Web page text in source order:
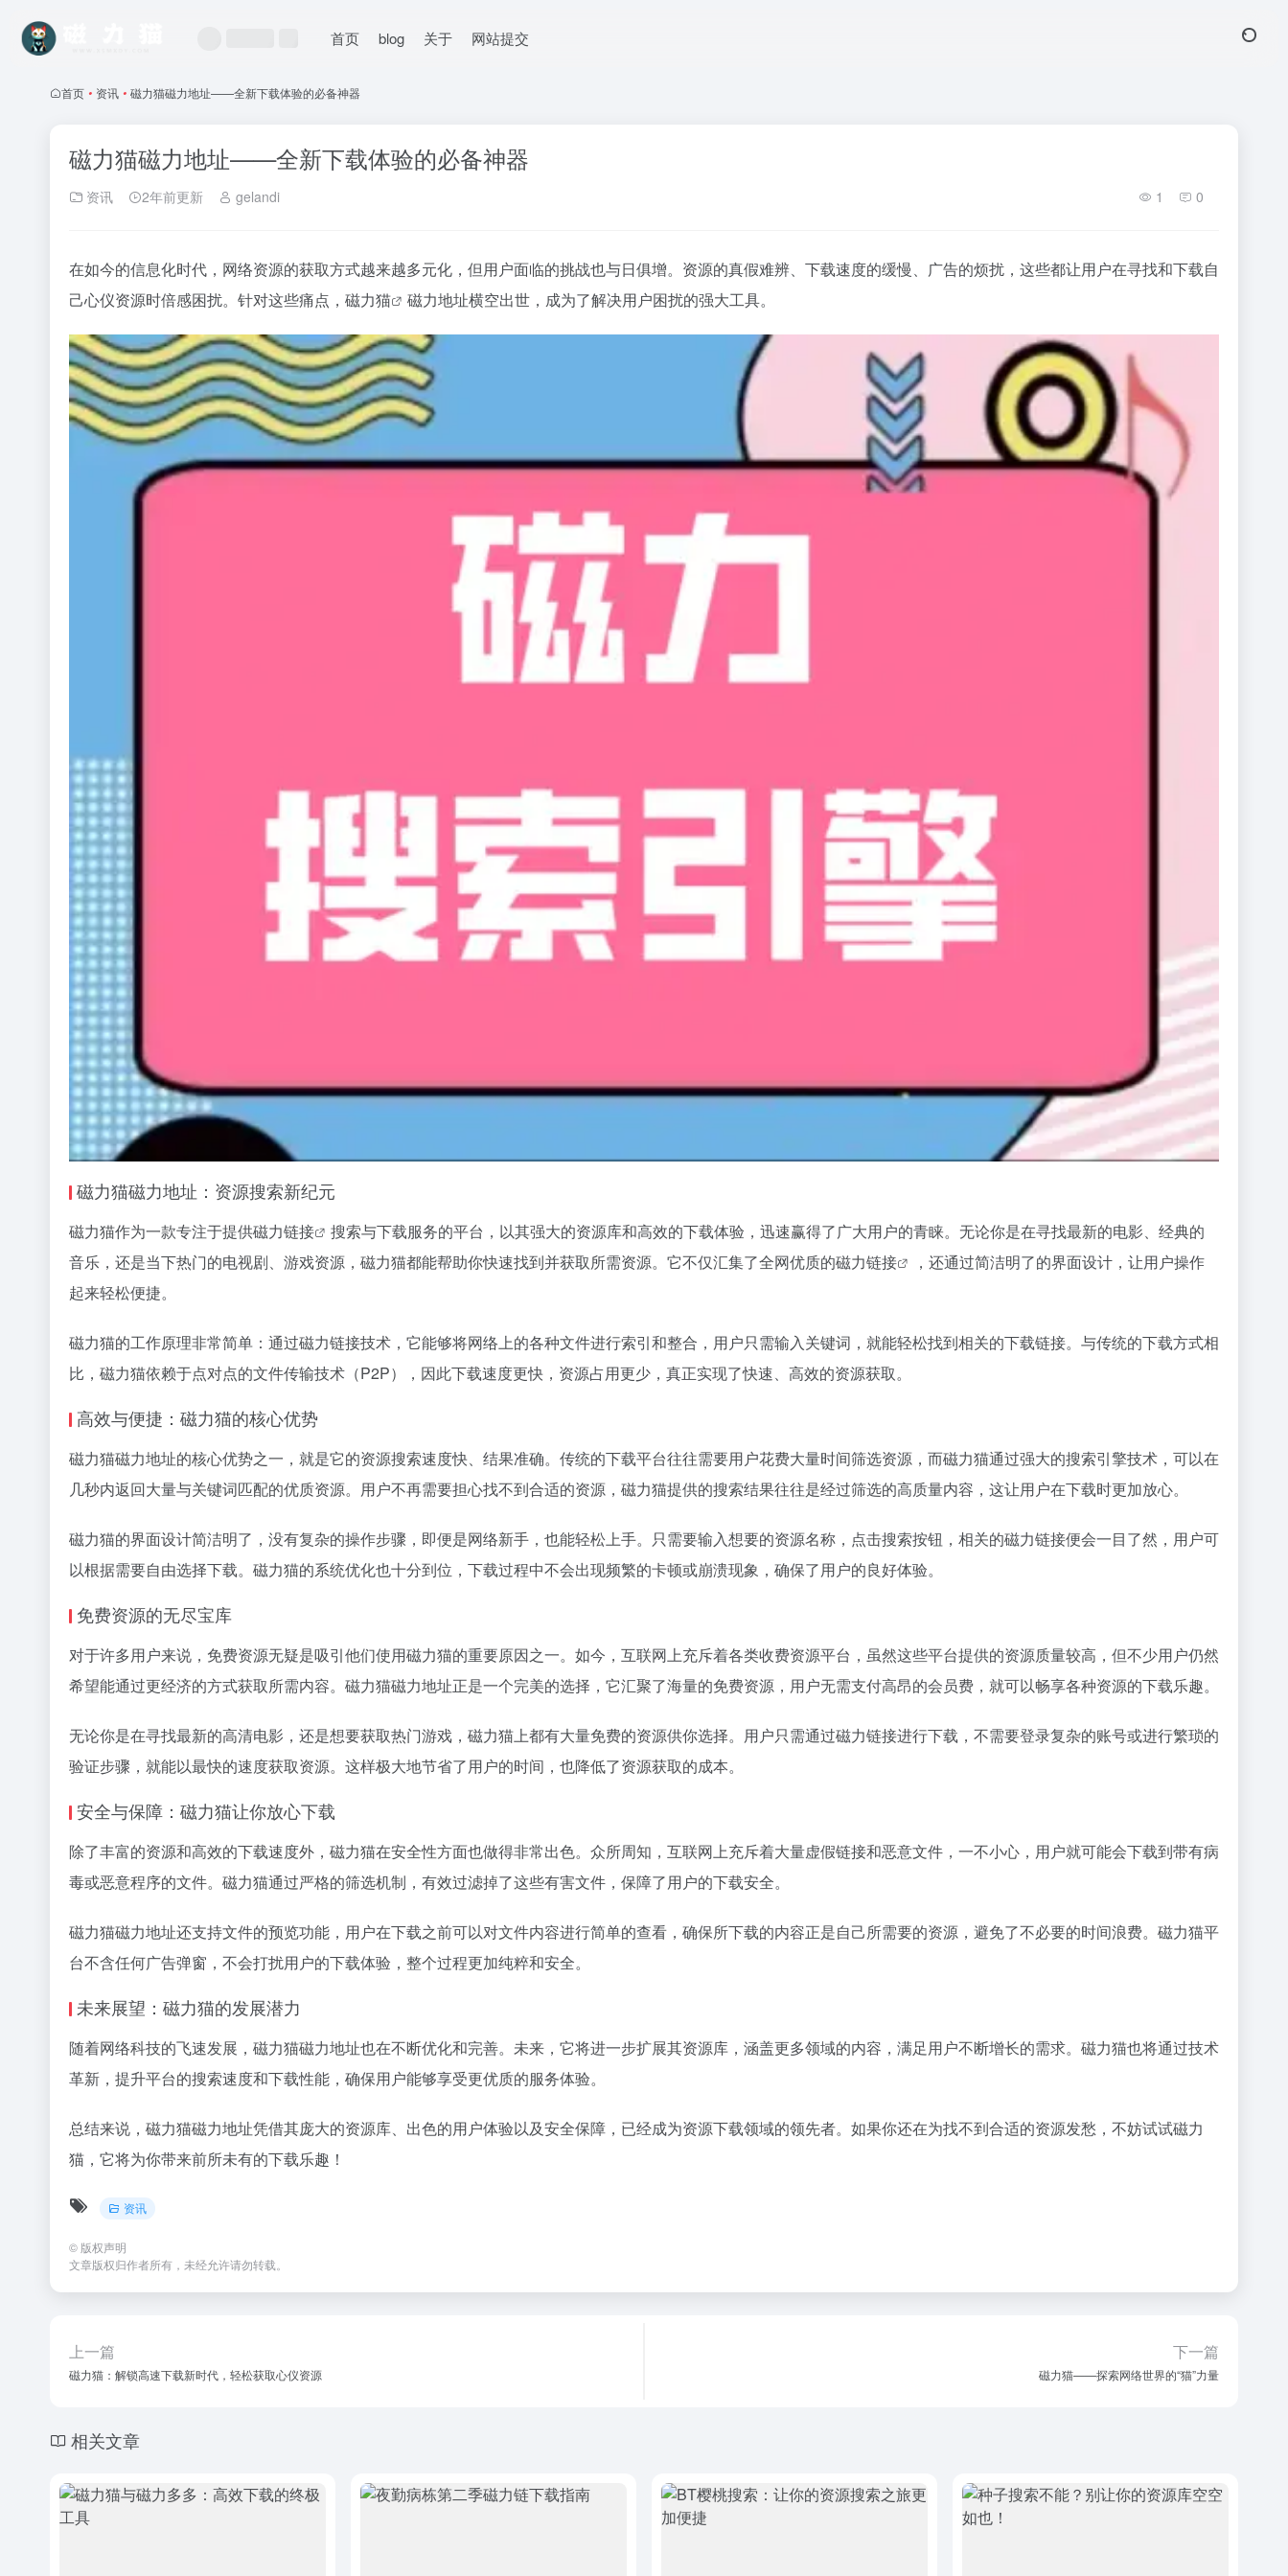
首页 blog 关于 网站提交
首页 • 资讯 • 磁力猫磁力地址——全新下载体验的必备神器
磁力猫磁力地址——全新下载体验的必备神器
资讯 2年前更新 gelandi 1 0
在如今的信息化时代，网络资源的获取方式越来越多元化，但用户面临的挑战也与日俱增。资源的真假难辨、下载速度的缓慢、广告的烦扰，这些都让用户在寻找和下载自
己心仪资源时倍感困扰。针对这些痛点， 磁力猫 磁力地址横空出世，成为了解决用户困扰的强大工具。
磁力猫磁力地址：资源搜索新纪元
磁力猫作为一款专注于提供磁力链接
搜索与下载服务的平台，以其强大的资源库和高效的下载体验，迅速赢得了广大用户的青睐。无论你是在寻找最新的电影、经典的
音乐，还是当下热门的电视剧、游戏资源，磁力猫都能帮助你快速找到并获取所需资源。它不仅汇集了全网优质的磁力链接
，还通过简洁明了的界面设计，让用户操作
起来轻松便捷。
磁力猫的工作原理非常简单：通过磁力链接技术，它能够将网络上的各种文件进行索引和整合，用户只需输入关键词，就能轻松找到相关的下载链接。与传统的下载方式相
比，磁力猫依赖于点对点的文件传输技术（P2P），因此下载速度更快，资源占用更少，真正实现了快速、高效的资源获取。
高效与便捷：磁力猫的核心优势
磁力猫磁力地址的核心优势之一，就是它的资源搜索速度快、结果准确。传统的下载平台往往需要用户花费大量时间筛选资源，而磁力猫通过强大的搜索引擎技术，可以在
几秒内返回大量与关键词匹配的优质资源。用户不再需要担心找不到合适的资源，磁力猫提供的搜索结果往往是经过筛选的高质量内容，这让用户在下载时更加放心。
磁力猫的界面设计简洁明了，没有复杂的操作步骤，即便是网络新手，也能轻松上手。只需要输入想要的资源名称，点击搜索按钮，相关的磁力链接便会一目了然，用户可
以根据需要自由选择下载。磁力猫的系统优化也十分到位，下载过程中不会出现频繁的卡顿或崩溃现象，确保了用户的良好体验。
免费资源的无尽宝库
对于许多用户来说，免费资源无疑是吸引他们使用磁力猫的重要原因之一。如今，互联网上充斥着各类收费资源平台，虽然这些平台提供的资源质量较高，但不少用户仍然
希望能通过更经济的方式获取所需内容。磁力猫磁力地址正是一个完美的选择，它汇聚了海量的免费资源，用户无需支付高昂的会员费，就可以畅享各种资源的下载乐趣。
无论你是在寻找最新的高清电影，还是想要获取热门游戏，磁力猫上都有大量免费的资源供你选择。用户只需通过磁力链接进行下载，不需要登录复杂的账号或进行繁琐的
验证步骤，就能以最快的速度获取资源。这样极大地节省了用户的时间，也降低了资源获取的成本。
安全与保障：磁力猫让你放心下载
除了丰富的资源和高效的下载速度外，磁力猫在安全性方面也做得非常出色。众所周知，互联网上充斥着大量虚假链接和恶意文件，一不小心，用户就可能会下载到带有病
毒或恶意程序的文件。磁力猫通过严格的筛选机制，有效过滤掉了这些有害文件，保障了用户的下载安全。
磁力猫磁力地址还支持文件的预览功能，用户在下载之前可以对文件内容进行简单的查看，确保所下载的内容正是自己所需要的资源，避免了不必要的时间浪费。磁力猫平
台不含任何广告弹窗，不会打扰用户的下载体验，整个过程更加纯粹和安全。
未来展望：磁力猫的发展潜力
随着网络科技的飞速发展，磁力猫磁力地址也在不断优化和完善。未来，它将进一步扩展其资源库，涵盖更多领域的内容，满足用户不断增长的需求。磁力猫也将通过技术
革新，提升平台的搜索速度和下载性能，确保用户能够享受更优质的服务体验。
总结来说，磁力猫磁力地址凭借其庞大的资源库、出色的用户体验以及安全保障，已经成为资源下载领域的领先者。如果你还在为找不到合适的资源发愁，不妨试试磁力
猫，它将为你带来前所未有的下载乐趣！
资讯
© 版权声明
文章版权归作者所有，未经允许请勿转载。
上一篇
磁力猫：解锁高速下载新时代，轻松获取心仪资源
下一篇
磁力猫——探索网络世界的“猫”力量
相关文章